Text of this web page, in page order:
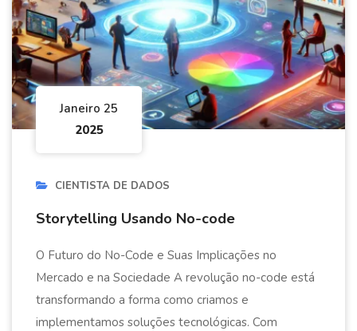
Janeiro 25
2025
CIENTISTA DE DADOS
Storytelling Usando No-code
O Futuro do No-Code e Suas Implicações no
Mercado e na Sociedade A revolução no-code está
transformando a forma como criamos e
implementamos soluções tecnológicas. Com